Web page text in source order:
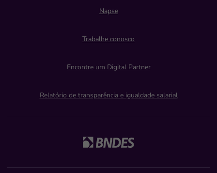
Napse
Trabalhe conosco
Encontre um Digital Partner
Relatório de transparência e igualdade salarial